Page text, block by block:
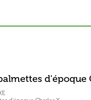
d'époque